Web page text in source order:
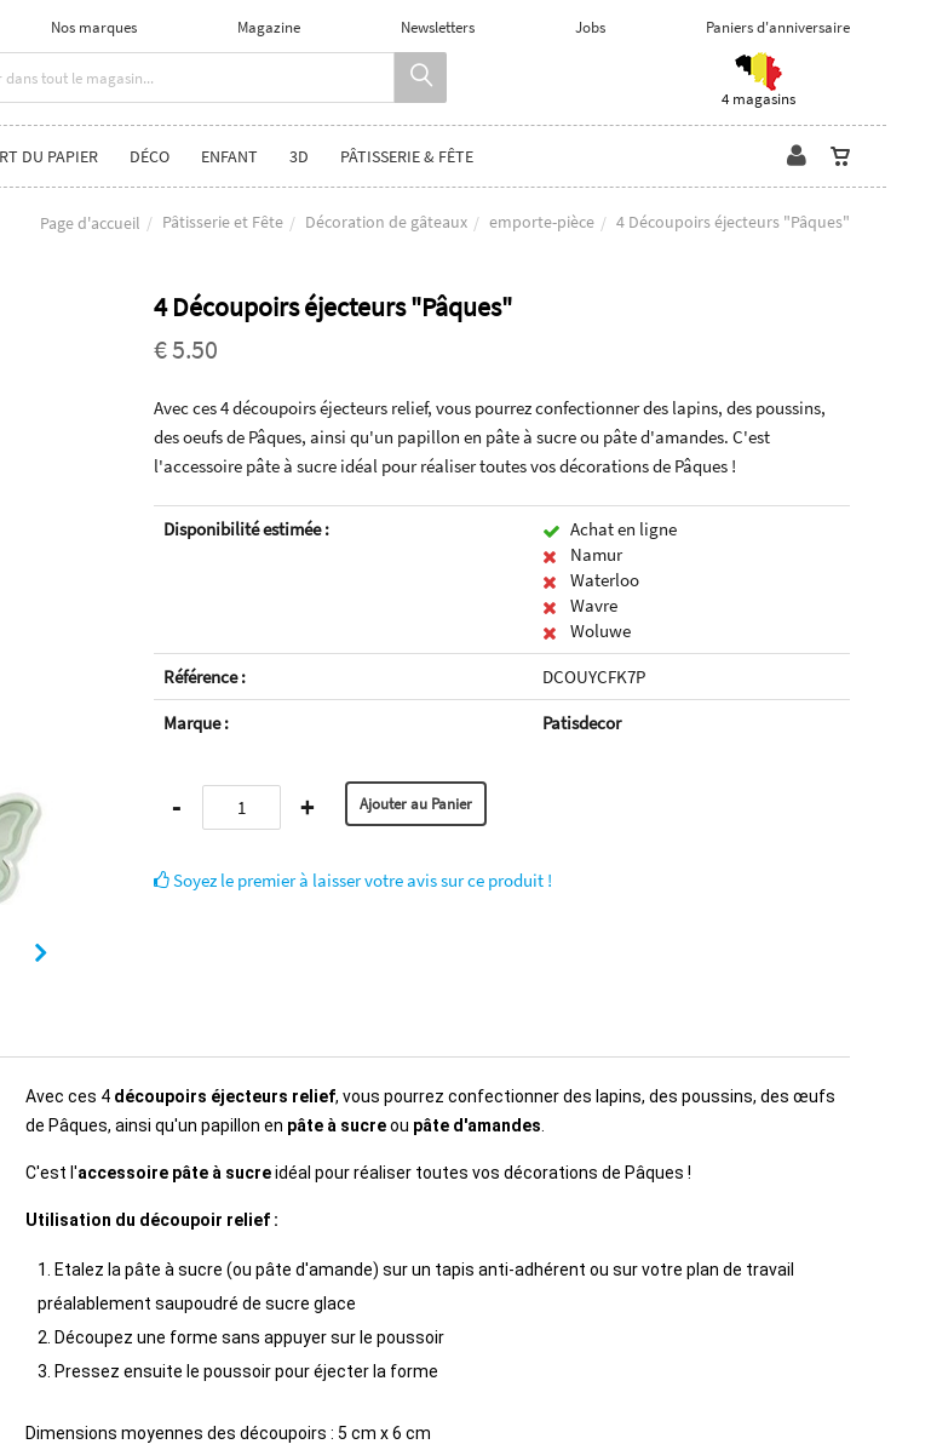
Nos marques Magazine Newsletters Jobs Paniers d'anniversaire
4 magasins
DU PAPIER DÉCO ENFANT 3D PÂTISSERIE & FÊTE
Page d'accueil Pâtisserie et Fête Décoration de gâteaux emporte-pièce 4 Découpoirs éjecteurs "Pâques"
4 Découpoirs éjecteurs "Pâques"
€ 5.50
Avec ces 4 découpoirs éjecteurs relief, vous pourrez confectionner des lapins, des poussins,
des oeufs de Pâques, ainsi qu'un papillon en pâte à sucre ou pâte d'amandes. C'est
l'accessoire pâte à sucre idéal pour réaliser toutes vos décorations de Pâques !
Disponibilité estimée :
Achat en ligne
Namur
Waterloo
Wavre
Woluwe
Référence :
DCOUYCFK7P
Marque :
Patisdecor
- +
Soyez le premier à laisser votre avis sur ce produit !
Avec ces 4 découpoirs éjecteurs relief, vous pourrez confectionner des lapins, des poussins, des œufs
de Pâques, ainsi qu'un papillon en pâte à sucreou pâte d'amandes
C'est l'accessoire pâte à sucreidéal pour réaliser toutes vos décorations de Pâques !
Utilisation du découpoir relief :
Etalez la pâte à sucre (ou pâte d'amande) sur un tapis anti-adhérent ou sur votre plan de travail
préalablement saupoudré de sucre glace
Découpez une forme sans appuyer sur le poussoir
Pressez ensuite le poussoir pour éjecter la forme
Dimensions moyennes des découpoirs : 5 cm x 6 cm